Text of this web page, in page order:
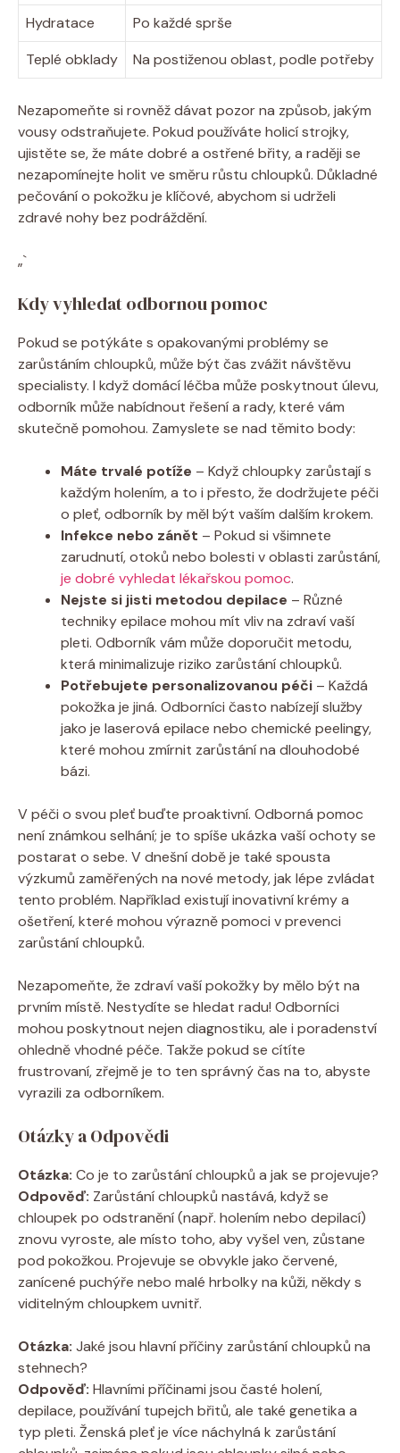
Hydratace
Po každé sprše
Teplé obklady
Na postiženou oblast, podle potřeby
Nezapomeňte si rovněž dávat pozor na způsob, jakým
vousy odstraňujete. Pokud používáte holicí strojky,
ujistěte se, že máte dobré a ostřené břity, a raději se
nezapomínejte holit ve směru růstu chloupků. Důkladné
pečování o pokožku je klíčové, abychom si udrželi
zdravé nohy bez podráždění.
„`
Kdy vyhledat odbornou pomoc
Pokud se potýkáte s opakovanými problémy se
zarůstáním chloupků, může být čas zvážit návštěvu
specialisty. I když domácí léčba může poskytnout úlevu,
odborník může nabídnout řešení a rady, které vám
skutečně pomohou. Zamyslete se nad těmito body:
Máte trvalé potíže – Když chloupky zarůstají s
každým holením, a to i přesto, že dodržujete péči
o pleť, odborník by měl být vaším dalším krokem.
Infekce nebo zánět – Pokud si všimnete
zarudnutí, otoků nebo bolesti v oblasti zarůstání,
je dobré vyhledat lékařskou pomoc.
Nejste si jisti metodou depilace – Různé
techniky epilace mohou mít vliv na zdraví vaší
pleti. Odborník vám může doporučit metodu,
která minimalizuje riziko zarůstání chloupků.
Potřebujete personalizovanou péči – Každá
pokožka je jiná. Odborníci často nabízejí služby
jako je laserová epilace nebo chemické peelingy,
které mohou zmírnit zarůstání na dlouhodobé
bázi.
V péči o svou pleť buďte proaktivní. Odborná pomoc
není známkou selhání; je to spíše ukázka vaší ochoty se
postarat o sebe. V dnešní době je také spousta
výzkumů zaměřených na nové metody, jak lépe zvládat
tento problém. Například existují inovativní krémy a
ošetření, které mohou výrazně pomoci v prevenci
zarůstání chloupků.
Nezapomeňte, že zdraví vaší pokožky by mělo být na
prvním místě. Nestydíte se hledat radu! Odborníci
mohou poskytnout nejen diagnostiku, ale i poradenství
ohledně vhodné péče. Takže pokud se cítíte
frustrovaní, zřejmě je to ten správný čas na to, abyste
vyrazili za odborníkem.
Otázky a Odpovědi
Otázka: Co je to zarůstání chloupků a jak se projevuje?
Odpověď: Zarůstání chloupků nastává, když se
chloupek po odstranění (např. holením nebo depilací)
znovu vyroste, ale místo toho, aby vyšel ven, zůstane
pod pokožkou. Projevuje se obvykle jako červené,
zanícené puchýře nebo malé hrbolky na kůži, někdy s
viditelným chloupkem uvnitř.
Otázka: Jaké jsou hlavní příčiny zarůstání chloupků na
stehnech?
Odpověď: Hlavními příčinami jsou časté holení,
depilace, používání tupejch břitů, ale také genetika a
typ pleti. Ženská pleť je více náchylná k zarůstání